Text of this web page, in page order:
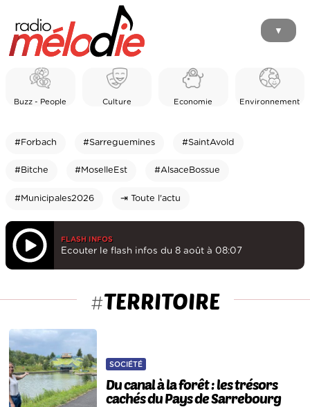
▼
Buzz - People Culture Economie Environnement
#Forbach #Sarreguemines #SaintAvold
#Bitche #MoselleEst #AlsaceBossue
#Municipales2026 ⇥ Toute l'actu
FLASH INFOS
Ecouter le flash infos du 8 août à 08:07
#TERRITOIRE
SOCIÉTÉ
Du canal à la forêt : les trésors
cachés du Pays de Sarrebourg